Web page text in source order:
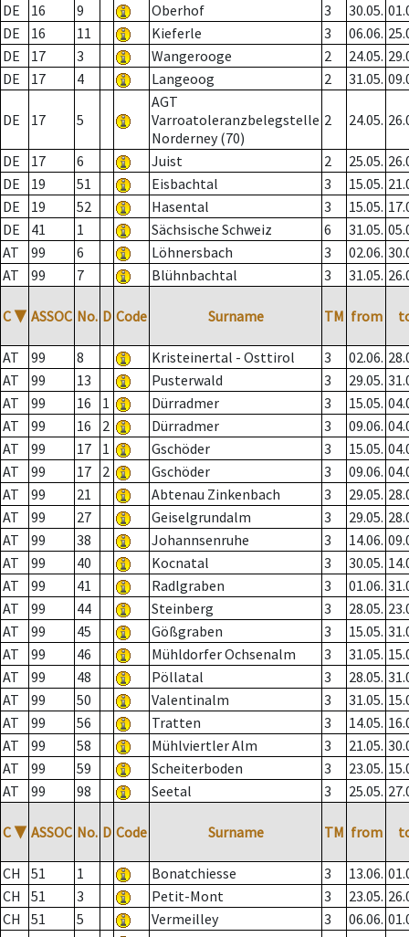
DE
16 9 Oberhof 3 30.05.
DE
16 11 Kieferle 3 06.06.
DE
17 3 Wangerooge 2 24.05.
DE
17 4 Langeoog 2 31.05.
DE 17 5
AGT
Varroatoleranzbelegstelle
Norderney (70)
2 24.05.
DE 17 6 Juist 2 25.05.
DE
19 51 Eisbachtal 3 15.05.
DE
19 52 Hasental 3 15.05.
DE
41 1 Sächsische Schweiz 6 31.05.
AT
99 6 Löhnersbach 3 02.06.
AT
99 7 Blühnbachtal 3 31.05.
C ▼ ASSOC No. D Code Surname TM from
AT 99 8 Kristeinertal - Osttirol 3 02.06.
AT
99 13 Pusterwald 3 29.05.
AT
99 16 1 Dürradmer 3 15.05.
AT
99 16 2 Dürradmer 3 09.06.
AT
99 17 1 Gschöder 3 15.05.
AT
99 17 2 Gschöder 3 09.06.
AT
99 21 Abtenau Zinkenbach 3 29.05.
AT
99 27 Geiselgrundalm 3 29.05.
AT
99 38 Johannsenruhe 3 14.06.
AT
99 40 Kocnatal 3 30.05.
AT
99 41 Radlgraben 3 01.06.
AT
99 44 Steinberg 3 28.05.
AT
99 45 Gößgraben 3 15.05.
AT
99 46 Mühldorfer Ochsenalm 3 31.05.
AT
99 48 Pöllatal 3 28.05.
AT
99 50 Valentinalm 3 31.05.
AT
99 56 Tratten 3 14.05.
AT
99 58 Mühlviertler Alm 3 21.05.
AT
99 59 Scheiterboden 3 23.05.
AT
99 98 Seetal 3 25.05.
C ▼ ASSOC No. D Code Surname TM from
CH 51 1 Bonatchiesse 3 13.06.
CH
51 3 Petit-Mont 3 23.05.
CH
51 5 Vermeilley 3 06.06.